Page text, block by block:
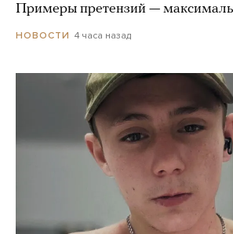
Примеры претензий —
НОВОСТИ 4 часа назад